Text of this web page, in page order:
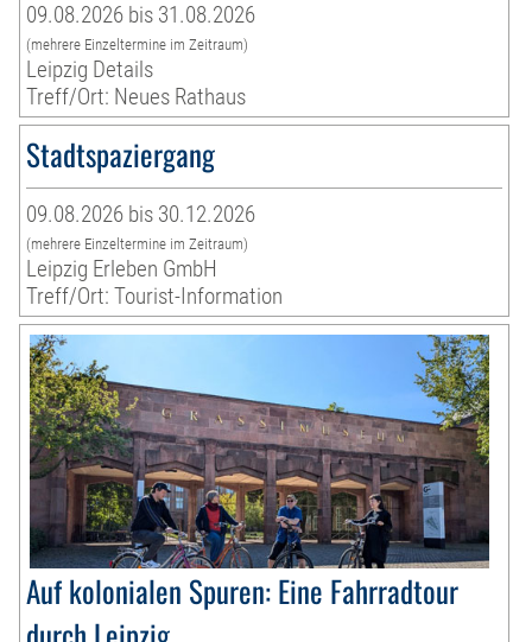
09.08.2026 bis 31.08.2026
(mehrere Einzeltermine im Zeitraum)
Leipzig Details
Treff/Ort: Neues Rathaus
Stadtspaziergang
09.08.2026 bis 30.12.2026
(mehrere Einzeltermine im Zeitraum)
Leipzig Erleben GmbH
Treff/Ort: Tourist-Information
Auf kolonialen Spuren: Eine Fahrradtour